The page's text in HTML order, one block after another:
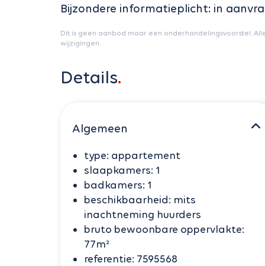
Bijzondere informatieplicht: in
Dit is geen aanbod maar een onderhandelingsvoorstel.
wijzigingen.
Details
Algemeen
type: appartement
slaapkamers: 1
badkamers: 1
beschikbaarheid: mits
inachtneming huurders
bruto bewoonbare oppervlakte:
77m²
referentie: 7595568